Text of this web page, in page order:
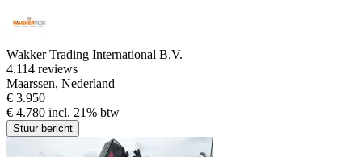
Wakker Trading International B.V.
4.114 reviews
Maarssen, Nederland
€ 3.950
€ 4.780 incl. 21% btw
Stuur bericht